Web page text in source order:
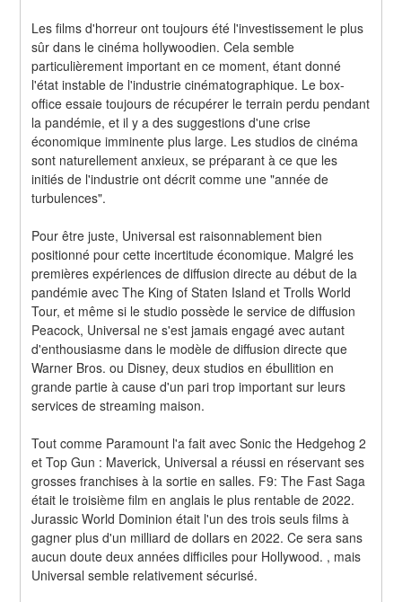
Les films d'horreur ont toujours été l'investissement le plus
sûr dans le cinéma hollywoodien. Cela semble
particulièrement important en ce moment, étant donné
l'état instable de l'industrie cinématographique. Le box-
office essaie toujours de récupérer le terrain perdu pendant
la pandémie, et il y a des suggestions d'une crise
économique imminente plus large. Les studios de cinéma
sont naturellement anxieux, se préparant à ce que les
initiés de l'industrie ont décrit comme une "année de
turbulences".
Pour être juste, Universal est raisonnablement bien
positionné pour cette incertitude économique. Malgré les
premières expériences de diffusion directe au début de la
pandémie avec The King of Staten Island et Trolls World
Tour, et même si le studio possède le service de diffusion
Peacock, Universal ne s'est jamais engagé avec autant
d'enthousiasme dans le modèle de diffusion directe que
Warner Bros. ou Disney, deux studios en ébullition en
grande partie à cause d'un pari trop important sur leurs
services de streaming maison.
Tout comme Paramount l'a fait avec Sonic the Hedgehog 2
et Top Gun : Maverick, Universal a réussi en réservant ses
grosses franchises à la sortie en salles. F9: The Fast Saga
était le troisième film en anglais le plus rentable de 2022.
Jurassic World Dominion était l'un des trois seuls films à
gagner plus d'un milliard de dollars en 2022. Ce sera sans
aucun doute deux années difficiles pour Hollywood. , mais
Universal semble relativement sécurisé.